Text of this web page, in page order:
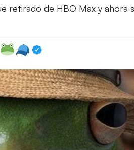
retirado de HBO Max y ahora